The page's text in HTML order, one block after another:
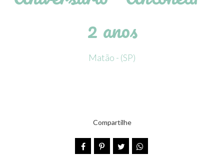
2 anos
Matão - (SP)
Compartilhe